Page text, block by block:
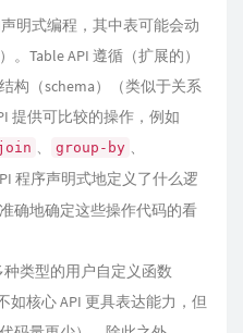
明式编程，其中表可能会动
Table API 遵循（扩展的）
构（schema）（类似于关系
提供可比较的操作，例如
、 group-by 、
程序声明式地定义了什么逻
确地确定这些操作代码的看
种类型的用户自定义函数
如核心 API 更具表达能力，但